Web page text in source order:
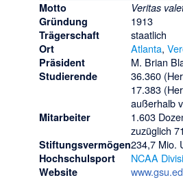
Motto
Veritas
Gründung
1913
Trägerschaft staatlich
Ort Atlanta,
Präsident M. Brian
Studierende 36.360
17.383
außerhalb
Mitarbeiter 1.603
zuzüglich
Stiftungsvermögen234,7 Mio.
Hochschulsport NCAA
Website